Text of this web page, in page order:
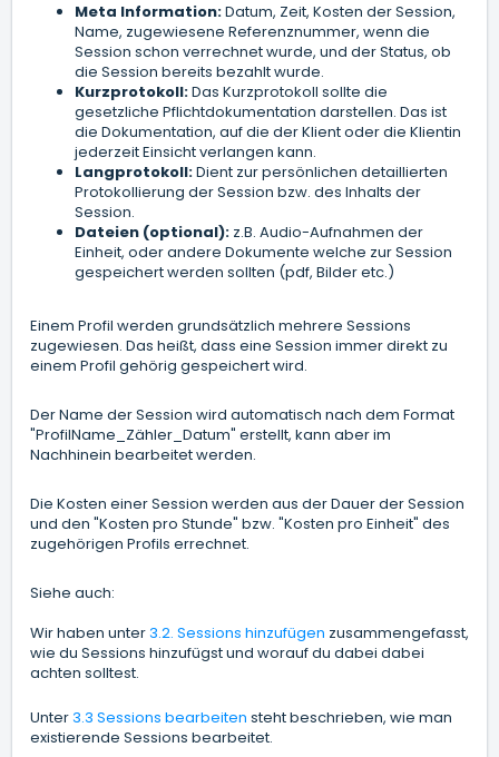
Meta Information:Datum, Zeit, Kosten der Session,
Name, zugewiesene Referenznummer, wenn die
Session schon verrechnet wurde, und der Status, ob
die Session bereits bezahlt wurde.
Kurzprotokoll:Das Kurzprotokoll sollte die
gesetzliche Pflichtdokumentation darstellen. Das ist
die Dokumentation, auf die der Klient oder die Klientin
jederzeit Einsicht verlangen kann.
Langprotokoll:Dient zur persönlichen detaillierten
Protokollierung der Session bzw. des Inhalts der
Session.
Dateien (optional): z.B. Audio-Aufnahmen der
Einheit, oder andere Dokumente welche zur Session
gespeichert werden sollten (pdf, Bilder etc.)
Einem Profil werden grundsätzlich mehrere Sessions
zugewiesen. Das heißt, dass eine Session immer direkt zu
einem Profil gehörig gespeichert wird.
Der Name der Session wird automatisch nach dem Format
"ProfilName_Zähler_Datum" erstellt, kann aber im
Nachhinein bearbeitet werden.
Die Kosten einer Session werden aus der Dauer der Session
und den "Kosten pro Stunde" bzw. "Kosten pro Einheit" des
zugehörigen Profils errechnet.
Siehe auch:
Wir haben unter3.2. Sessions hinzufügen zusammengefasst,
wie du Sessions hinzufügst und worauf du dabei dabei
achten solltest.
Unter3.3 Sessions bearbeiten steht beschrieben, wie man
existierende Sessions bearbeitet.